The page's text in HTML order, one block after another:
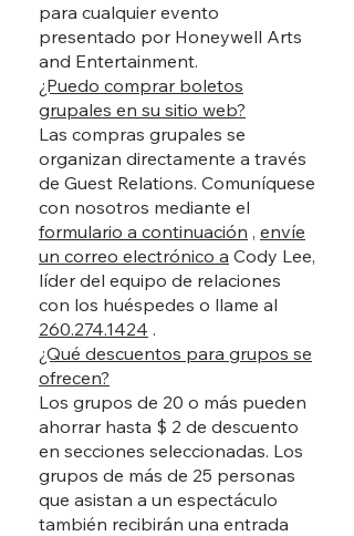
para cualquier evento
presentado por Honeywell Arts
and Entertainment.
¿Puedo comprar boletos
grupales en su sitio web?
Las compras grupales se
organizan directamente a través
de Guest Relations. Comuníquese
con nosotros mediante el
formulario a continuación , envíe
un correo electrónico a Cody Lee,
líder del equipo de relaciones
con los huéspedes o llame al
260.274.1424 .
¿Qué descuentos para grupos se
ofrecen?
Los grupos de 20 o más pueden
ahorrar hasta $ 2 de descuento
en secciones seleccionadas. Los
grupos de más de 25 personas
que asistan a un espectáculo
también recibirán una entrada